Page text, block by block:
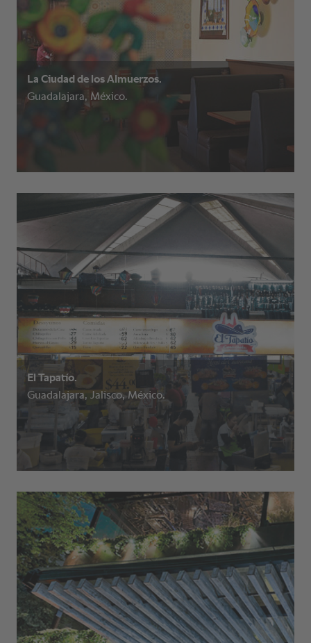
La Ciudad de los Almuerzos.
Guadalajara, México.
El Tapatío.
Guadalajara, Jalisco, México.